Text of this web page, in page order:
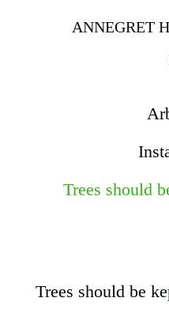
ANNEGRET
Trees should
Trees should be